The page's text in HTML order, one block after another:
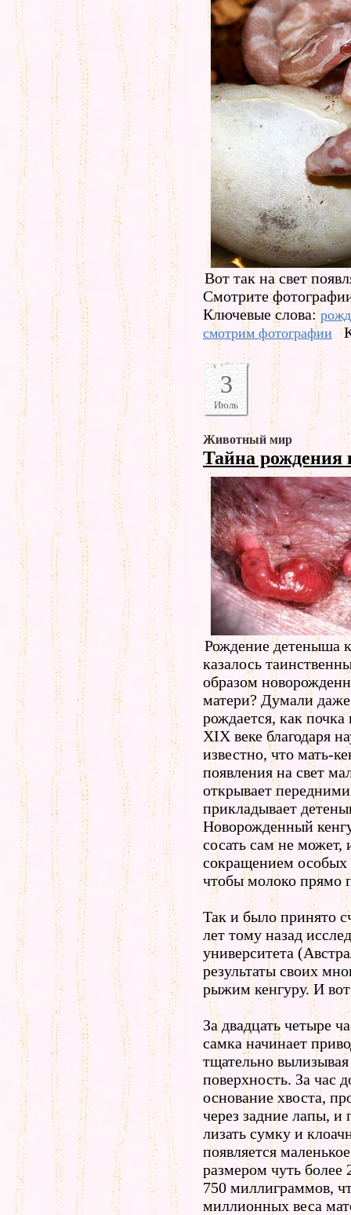
Вот так на свет
Смотрите
Ключевые слова:
смотрим фотографии
3
Июль
Животный мир
Тайна рождения
Рождение детеныша
казалось
образом
матери? Думали
рождается, как
XIX веке благодаря
известно, что мать-
появления на свет
открывает
прикладывает
Новорожденный
сосать сам не может,
сокращением
чтобы молоко прямо
Так и было принято
лет тому назад
университета
результаты своих
рыжим кенгуру. И вот
За двадцать четыре
самка начинает
тщательно
поверхность. За час
основание хвоста,
через задние лапы, и
лизать сумку и
появляется
размером чуть
750 миллиграммов,
миллионных веса